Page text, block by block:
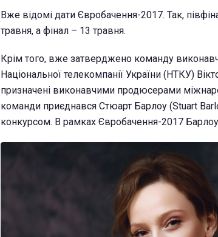
Вже відомі дати Євробачення-2017. Так,
травня, а фінал – 13 травня.
Крім того, вже затверджено команду
Національної телекомпанії України (НТКУ)
призначені виконавчими продюсерами
команди приєднався Стюарт Барлоу (Stuart
конкурсом. В рамках Євробачення-2017